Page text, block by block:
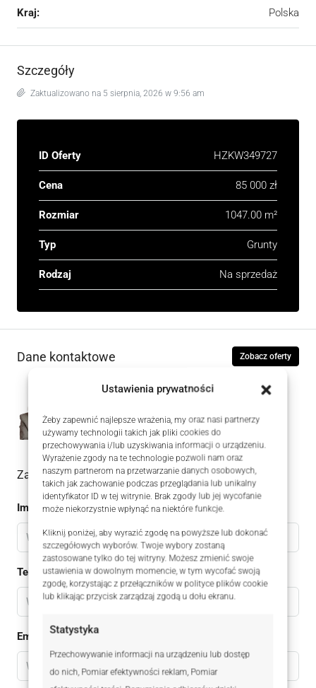
Ustawienia prywatności
Żeby zapewnić najlepsze wrażenia, my oraz nasi partnerzy
używamy technologii takich jak pliki cookies do
przechowywania i/lub uzyskiwania informacji o urządzeniu.
Wyrażenie zgody na te technologie pozwoli nam oraz
naszym partnerom na przetwarzanie danych osobowych,
takich jak zachowanie podczas przeglądania lub unikalny
identyfikator ID w tej witrynie. Brak zgody lub jej wycofanie
może niekorzystnie wpłynąć na niektóre funkcje.
Kliknij poniżej, aby wyrazić zgodę na powyższe lub dokonać
szczegółowych wyborów. Twoje wybory zostaną
zastosowane tylko do tej witryny. Możesz zmienić swoje
ustawienia w dowolnym momencie, w tym wycofać swoją
zgodę, korzystając z przełączników w polityce plików cookie
lub klikając przycisk zarządzaj zgodą u dołu ekranu.
Statystyka
Przechowywanie informacji na urządzeniu lub dostęp
do nich, Pomiar efektywności reklam, Pomiar
Kraj: Polska
Szczegóły
Zaktualizowano na 5 sierpnia, 2026 w 9:56 am
ID Oferty HZKW349727
Cena 85 000 zł
Rozmiar 1047.00 m²
Typ Grunty
Rodzaj Na sprzedaż
Dane kontaktowe Zobacz oferty
+48606754410
WhatsApp
Zadaj pytanie do oferty
Imię
Telefon
Email